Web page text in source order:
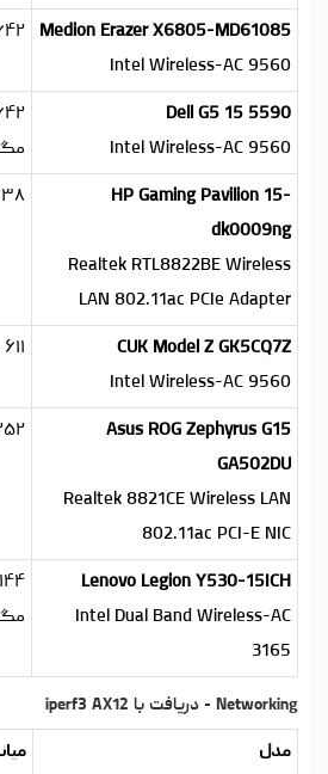
Medion Erazer X6805-MD61085
Intel Wireless-AC 9560
۶۴۲ مگابیت بر
Dell G5 15 5590
Intel Wireless-AC 9560
HP Gaming Pavilion 15-
dk0009ng
Realtek RTL8822BE Wireless
LAN 802.11ac PCIe Adapter
۶۳۸ مگابیت بر
CUK Model Z GK5CQ7Z
Intel Wireless-AC 9560
۶۱۱ مگابیت بر ثانیه ۰٪
Asus ROG Zephyrus G15
GA502DU
Realtek 8821CE Wireless LAN
802.11ac PCI-E NIC
۲۵۲ مگابیت بر
Lenovo Legion Y530-15ICH
Intel Dual Band Wireless-AC
3165
Networking - دریافت با iperf3 AX12
مدل